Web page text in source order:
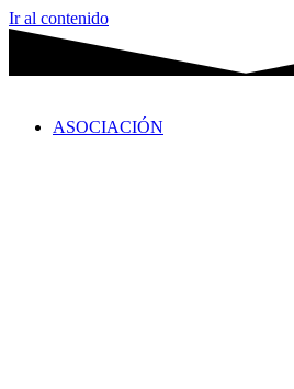
Ir al contenido
ASOCIACIÓN